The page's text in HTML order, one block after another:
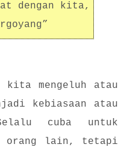
dengan kita,
mengeluh atau
kebiasaan atau
cuba untuk
orang lain, tetapi